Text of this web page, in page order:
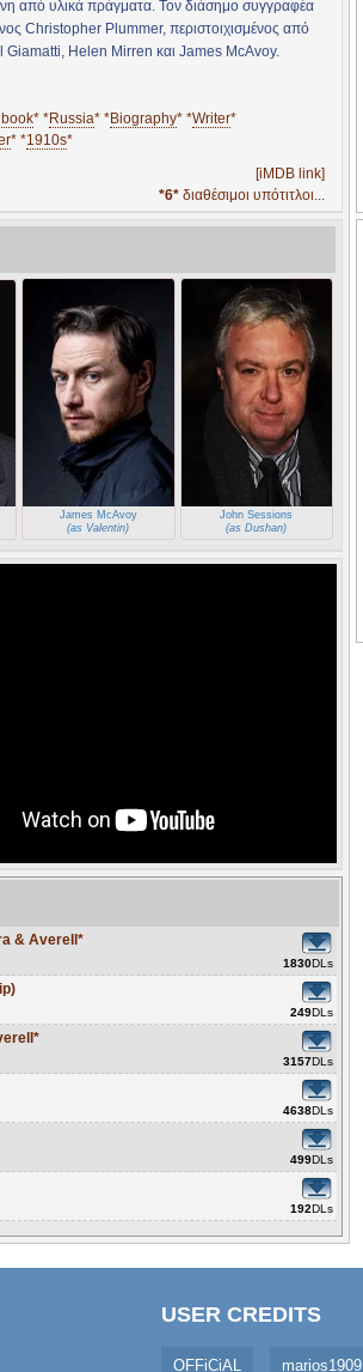
από υλικά πράγματα. Τον διάσημο συγγραφέα
Christopher Plummer, περιστοιχισμένος από
Giamatti, Helen Mirren και James McAvoy.
* *Russia* *Biography* *Writer*
* *1910s*
[iMDB link]
*6* διαθέσιμοι υπότιτλοι...
James McAvoy
(as Valentin)
John Sessions
(as Dushan)
& Averell*
1830DLs
249DLs
3157DLs
4638DLs
499DLs
192DLs
USER CREDITS
OFFiCiAL marios1909